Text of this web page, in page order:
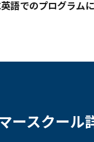
語でのプログラム
ースクール